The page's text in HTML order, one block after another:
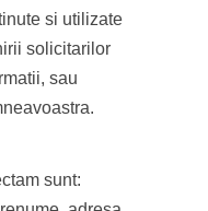
si utilizate
solicitarilor
sau
sunt: